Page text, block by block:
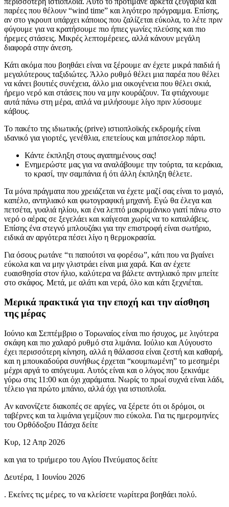
παρέες που θέλουν “wind time” και λιγότερο πρόγραμμα. Επίσης,
αν στο γκρουπ υπάρχει κάποιος που ζαλίζεται εύκολα, το λέτε πριν
φύγουμε για να κρατήσουμε πιο ήπιες γωνίες πλεύσης και πιο
ήρεμες στάσεις. Μικρές λεπτομέρειες, αλλά κάνουν μεγάλη
διαφορά στην άνεση.
Κάτι ακόμα που βοηθάει είναι να ξέρουμε αν έχετε μικρά παιδιά ή
μεγαλύτερους ταξιδιώτες. Άλλο ρυθμό θέλει μια παρέα που θέλει
να κάνει βουτιές συνέχεια, άλλο μια οικογένεια που θέλει σκιά,
ήρεμο νερό και στάσεις που να μην κουράζουν. Τα φτιάχνουμε
αυτά πάνω στη μέρα, απλά να μιλήσουμε λίγο πριν λύσουμε
κάβους.
Το πακέτο της ιδιωτικής (prive) ιστιοπλοϊκής εκδρομής είναι
ιδανικό για γιορτές, γενέθλια, επετείους και μπάτσελορ πάρτι.
Κάντε έκπληξη στους αγαπημένους σας!
Ενημερώστε μας για να αναλάβουμε την τούρτα, τα κεράκια,
το κρασί, την σαμπάνια ή ότι άλλη έκπληξη θέλετε.
Τα μόνα πράγματα που χρειάζεται να έχετε μαζί σας είναι το μαγιό,
καπέλο, αντηλιακό και φωτογραφική μηχανή. Εγώ θα έλεγα και
πετσέτα, γυαλιά ηλίου, και ένα λεπτό μακρυμάνικο γιατί πάνω στο
νερό ο αέρας σε ξεγελάει και καίγεσαι χωρίς να το καταλάβεις.
Επίσης ένα στεγνό μπλουζάκι για την επιστροφή είναι σωτήριο,
ειδικά αν αργότερα πέσει λίγο η θερμοκρασία.
Για όσους ρωτάνε “τι παπούτσι να φορέσω”, κάτι που να βγαίνει
εύκολα και να μην γλιστράει είναι μια χαρά. Και αν έχετε
ευαισθησία στον ήλιο, καλύτερα να βάλετε αντηλιακό πριν μπείτε
στο σκάφος. Μετά, με αλάτι και νερά, όλο και κάτι ξεχνιέται.
Μερικά πρακτικά για την εποχή και την αίσθηση
της μέρας
Ιούνιο και Σεπτέμβριο ο Τορωναίος είναι πιο ήσυχος, με λιγότερα
σκάφη και πιο χαλαρό ρυθμό στα λιμάνια. Ιούλιο και Αύγουστο
έχει περισσότερη κίνηση, αλλά η θάλασσα είναι ζεστή και καθαρή,
και η μπουκαδούρα συνήθως έρχεται “κουμπωμένη” το μεσημέρι
μέχρι αργά το απόγευμα. Αυτός είναι και ο λόγος που ξεκινάμε
γύρω στις 11:00 και όχι χαράματα. Νωρίς το πρωί συχνά είναι λάδι,
τέλειο για πρώτο μπάνιο, αλλά όχι για ιστιοπλοΐα.
Αν κανονίζετε διακοπές σε αργίες, να ξέρετε ότι οι δρόμοι, οι
ταβέρνες και τα λιμάνια γεμίζουν πιο εύκολα. Για τις ημερομηνίες
του Ορθόδοξου Πάσχα δείτε
Κυρ, 12 Απρ 2026
και για το τριήμερο του Αγίου Πνεύματος δείτε
Δευτέρα, 1 Ιουνίου 2026
. Εκείνες τις μέρες, το να κλείσετε νωρίτερα βοηθάει πολύ.